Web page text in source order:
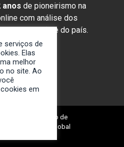
anos de pioneirismo na
com análise dos
da região e do país.
Novo Momento de
por: Spivit Global
serviços de
Elas
melhor
no site. Ao
em